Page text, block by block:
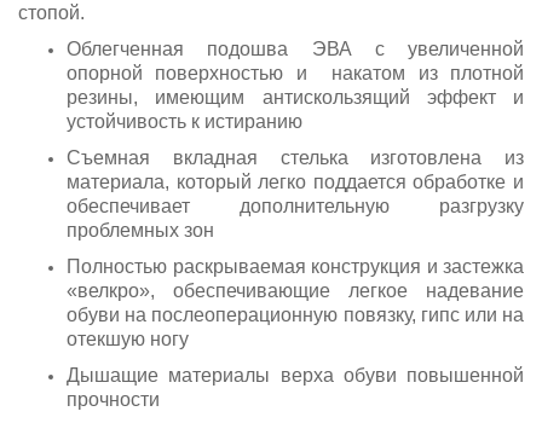
стопой.
Облегченная подошва ЭВА с увеличенной
опорной поверхностью и накатом из плотной
резины, имеющим антискользящий эффект и
устойчивость к истиранию
Съемная вкладная стелька изготовлена из
материала, который легко поддается обработке и
обеспечивает дополнительную разгрузку
проблемных зон
Полностью раскрываемая конструкция и застежка
«велкро», обеспечивающие легкое надевание
обуви на послеоперационную повязку, гипс или на
отекшую ногу
Дышащие материалы верха обуви повышенной
прочности